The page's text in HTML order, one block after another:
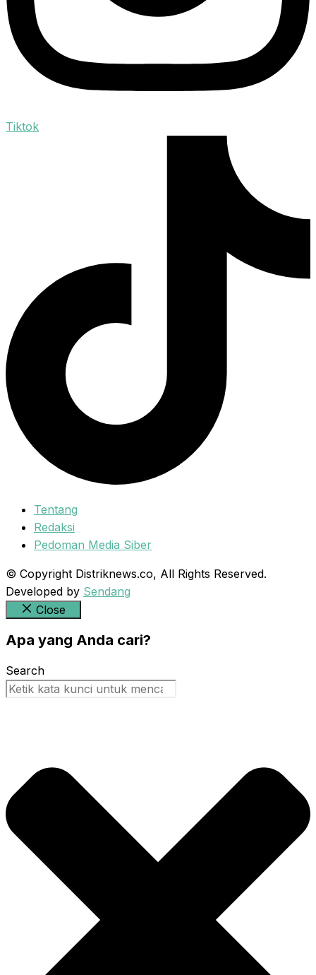
Tiktok
Tentang
Redaksi
Pedoman Media Siber
© Copyright Distriknews.co, All Rights Reserved.
Developed by Sendang
Close
Apa yang Anda cari?
Search